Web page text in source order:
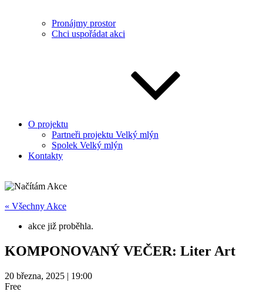
Pronájmy prostor
Chci uspořádat akci
O projektu
Partneři projektu Velký mlýn
Spolek Velký mlýn
Kontakty
« Všechny Akce
akce již proběhla.
KOMPONOVANÝ VEČER: Liter Art
20 března, 2025 | 19:00
Free